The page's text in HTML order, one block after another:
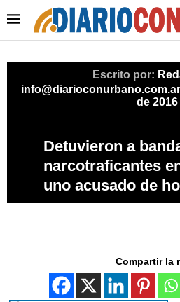
Escrito por:
info@diarioconurbano.com.ar
de 2016
Detuvieron a
narcotraficantes
uno acusado de
Compartir la